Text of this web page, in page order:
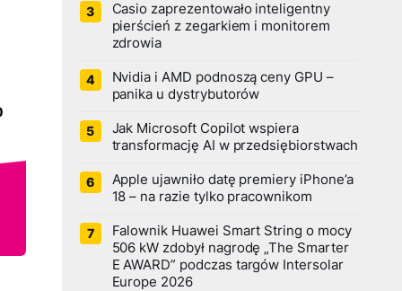
Casio zaprezentowało inteligentny
pierścień z zegarkiem i monitorem
zdrowia
Nvidia i AMD podnoszą ceny GPU –
panika u dystrybutorów
Jak Microsoft Copilot wspiera
transformację AI w przedsiębiorstwach
Apple ujawniło datę premiery iPhone’a
18 – na razie tylko pracownikom
Falownik Huawei Smart String o mocy
506 kW zdobył nagrodę „The Smarter
E AWARD” podczas targów Intersolar
Europe 2026